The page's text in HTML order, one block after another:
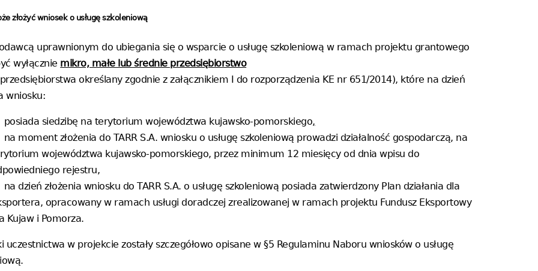
złożyć wniosek o usługę szkoleniową
uprawnionym do ubiegania się o wsparcie o usługę szkoleniową w ramach projektu grantowego
wyłącznie mikro, małe lub średnie przedsiębiorstwo
określany zgodnie z załącznikiem I do rozporządzenia KE nr 651/2014), które na dzień
wniosku:
posiada siedzibę na terytorium województwa kujawsko-pomorskiego,
na moment złożenia do TARR S.A. wniosku o usługę szkoleniową prowadzi działalność gospodarczą, na
województwa kujawsko-pomorskiego, przez minimum 12 miesięcy od dnia wpisu do
rejestru,
na dzień złożenia wniosku do TARR S.A. o usługę szkoleniową posiada zatwierdzony Plan działania dla
opracowany w ramach usługi doradczej zrealizowanej w ramach projektu Fundusz Eksportowy
Kujaw i Pomorza.
uczestnictwa w projekcie zostały szczegółowo opisane w §5 Regulaminu Naboru wniosków o usługę